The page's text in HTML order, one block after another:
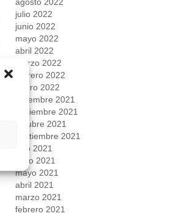
julio 2022
junio 2022
mayo 2022
abril 2022
marzo 2022
febrero 2022
enero 2022
diciembre 2021
noviembre 2021
octubre 2021
septiembre 2021
julio 2021
junio 2021
mayo 2021
abril 2021
marzo 2021
febrero 2021